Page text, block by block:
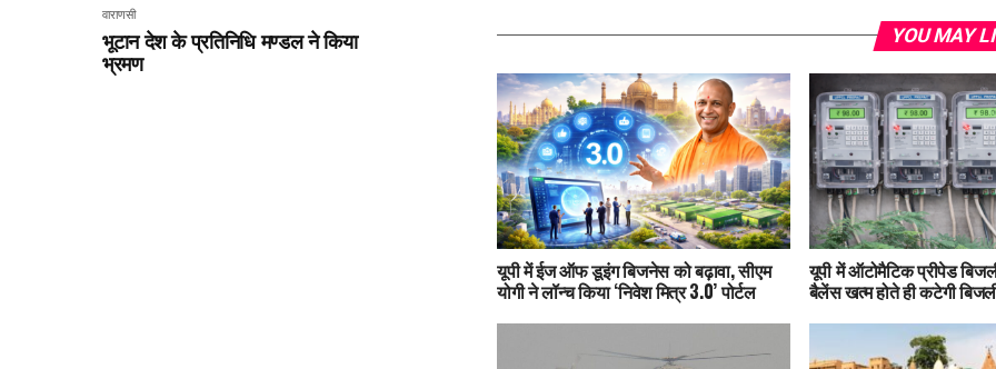
वाराणसी
भूटान देश के प्रतिनिधि मण्डल ने किया
भ्रमण
YOU MAY
यूपी में ईज ऑफ डूइंग बिजनेस को बढ़ावा, सीएम
योगी ने लॉन्च किया ‘निवेश मित्र 3.0’ पोर्टल
यूपी में ऑटोमैटिक प्रीपेड
बैलेंस खत्म होते ही कटेगी